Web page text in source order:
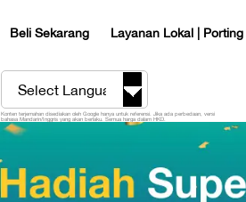
Beli Sekarang Layanan Lokal | Porting
Konten terjemahan disediakan oleh Google hanya untuk referensi. Jika ada perbedaan, versi
bahasa Mandarin/Inggris yang akan berlaku. Semua harga dalam HKD.